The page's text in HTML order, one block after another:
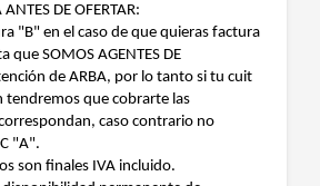
DE OFERTAR:
"B" en el caso de que quieras factura
que SOMOS AGENTES DE
de ARBA, por lo tanto si tu cuit
tendremos que cobrarte las
caso contrario no
"A".
son finales IVA incluido.